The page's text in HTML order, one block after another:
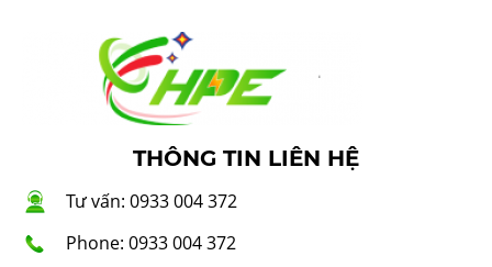
THÔNG TIN LIÊN HỆ
Tư vấn: 0933 004 372
Phone: 0933 004 372